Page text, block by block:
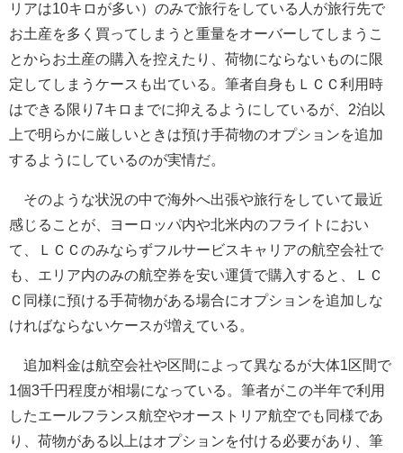
リアは10キロが多い）のみで旅行をしている人が旅行先で
お土産を多く買ってしまうと重量をオーバーしてしまうこ
とからお土産の購入を控えたり、荷物にならないものに限
定してしまうケースも出ている。筆者自身もＬＣＣ利用時
はできる限り7キロまでに抑えるようにしているが、2泊以
上で明らかに厳しいときは預け手荷物のオプションを追加
するようにしているのが実情だ。
そのような状況の中で海外へ出張や旅行をしていて最近
感じることが、ヨーロッパ内や北米内のフライトにおい
て、ＬＣＣのみならずフルサービスキャリアの航空会社で
も、エリア内のみの航空券を安い運賃で購入すると、ＬＣ
Ｃ同様に預ける手荷物がある場合にオプションを追加しな
ければならないケースが増えている。
追加料金は航空会社や区間によって異なるが大体1区間で
1個3千円程度が相場になっている。筆者がこの半年で利用
したエールフランス航空やオーストリア航空でも同様であ
り、荷物がある以上はオプションを付ける必要があり、筆